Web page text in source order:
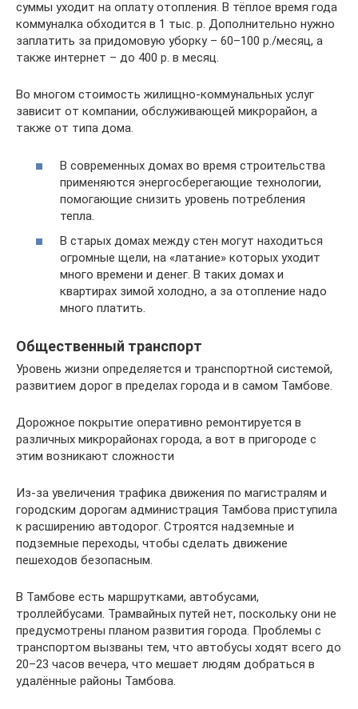
суммы уходит на оплату отопления. В тёплое время года
коммуналка обходится в 1 тыс. р. Дополнительно нужно
заплатить за придомовую уборку – 60–100 р./месяц, а
также интернет – до 400 р. в месяц.
Во многом стоимость жилищно-коммунальных услуг
зависит от компании, обслуживающей микрорайон, а
также от типа дома.
В современных домах во время строительства
применяются энергосберегающие технологии,
помогающие снизить уровень потребления
тепла.
В старых домах между стен могут находиться
огромные щели, на «латание» которых уходит
много времени и денег. В таких домах и
квартирах зимой холодно, а за отопление надо
много платить.
Общественный транспорт
Уровень жизни определяется и транспортной системой,
развитием дорог в пределах города и в самом Тамбове.
Дорожное покрытие оперативно ремонтируется в
различных микрорайонах города, а вот в пригороде с
этим возникают сложности
Из-за увеличения трафика движения по магистралям и
городским дорогам администрация Тамбова приступила
к расширению автодорог. Строятся надземные и
подземные переходы, чтобы сделать движение
пешеходов безопасным.
В Тамбове есть маршрутками, автобусами,
троллейбусами. Трамвайных путей нет, поскольку они не
предусмотрены планом развития города. Проблемы с
транспортом вызваны тем, что автобусы ходят всего до
20–23 часов вечера, что мешает людям добраться в
удалённые районы Тамбова.